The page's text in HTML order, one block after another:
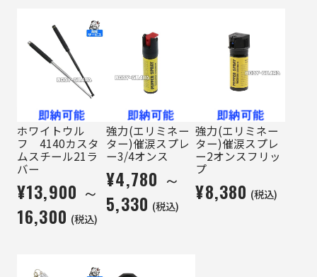
ホワイトウル
フ 4140カスタ
ムスチール21ラ
バー
¥13,900 ～
16,300 (税込)
強力(エリミネー
ター)催涙スプレ
ー3/4オンス
¥4,780 ～
5,330 (税込)
強力(エリミネー
ター)催涙スプレ
ー2オンスフリッ
プ
¥8,380 (税込)